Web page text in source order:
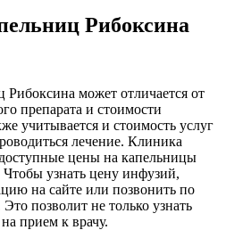
Рибоксина
Рибоксина может отличается от
препарата и стоимости
учитывается и стоимость услуг
лечение. Клиника
цены на капельницы
узнать цену инфузий,
на сайте или позвонить по
Это позволит не только узнать
прием к врачу.